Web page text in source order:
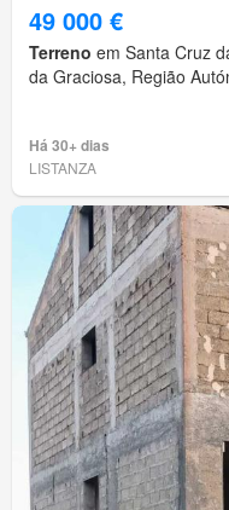
49 000 €
Terreno em Santa Cruz
da Graciosa, Região
Há 30+ dias
LISTANZA